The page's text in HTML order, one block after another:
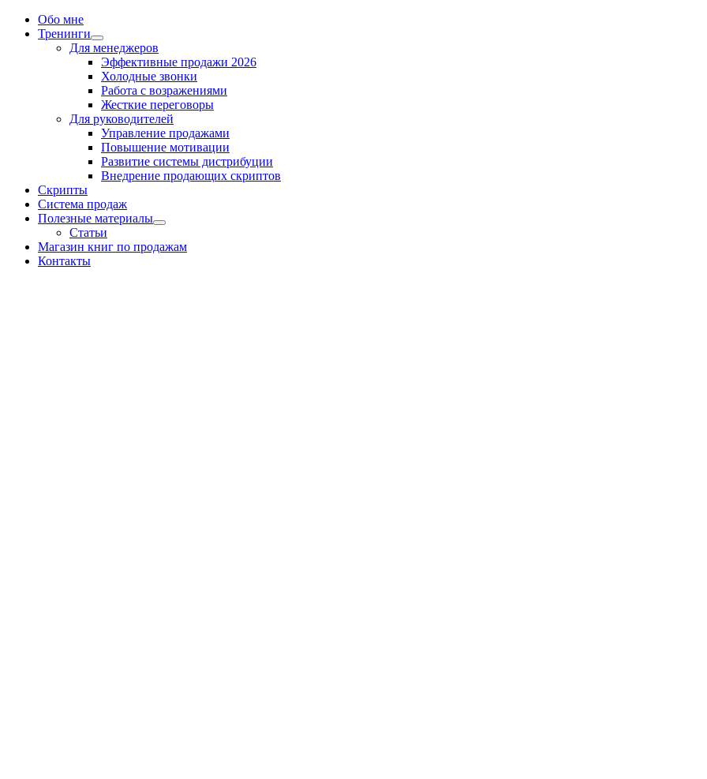
Обо мне
Тренинги
Для менеджеров
Эффективные продажи 2026
Холодные звонки
Работа с возражениями
Жесткие переговоры
Для руководителей
Управление продажами
Повышение мотивации
Развитие системы дистрибуции
Внедрение продающих скриптов
Скрипты
Система продаж
Полезные материалы
Статьи
Магазин книг по продажам
Контакты